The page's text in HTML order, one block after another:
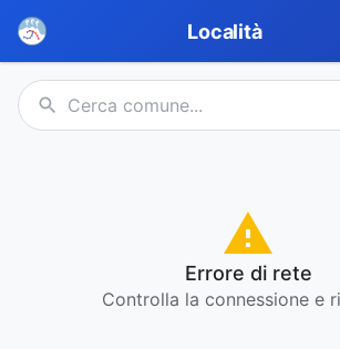
Località
Errore di rete
Controlla la connessione e